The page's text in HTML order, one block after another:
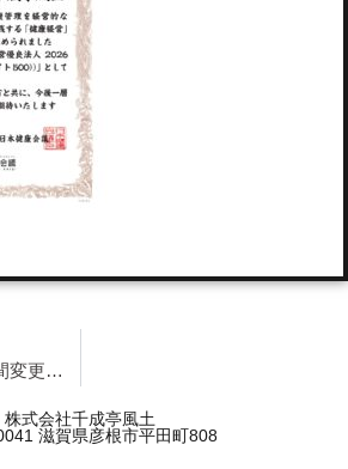
臨時休業および時間変更のお知らせ
株式会社千成亭風土
滋賀県彦根市平田町808